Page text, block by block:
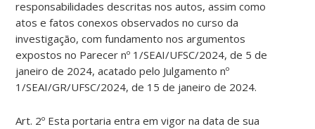
responsabilidades descritas nos autos, assim como
atos e fatos conexos observados no curso da
investigação, com fundamento nos argumentos
expostos no Parecer nº 1/SEAI/UFSC/2024, de 5 de
janeiro de 2024, acatado pelo Julgamento nº
1/SEAI/GR/UFSC/2024, de 15 de janeiro de 2024.
Art. 2º Esta portaria entra em vigor na data de sua